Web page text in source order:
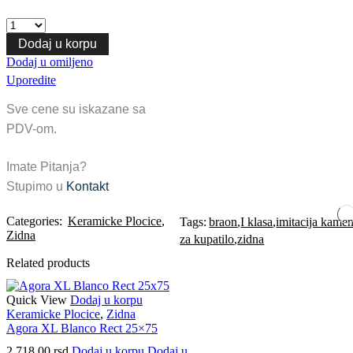
Dodaj u korpu
Dodaj u omiljeno
Uporedite
Sve cene su iskazane sa
PDV-om.
Imate Pitanja?
Stupimo u Kontakt
Categories: Keramicke Plocice,
Zidna
Tags: braon,I klasa,imitacija
za kupatilo,zidna
Related products
Quick View Dodaj u korpu
Keramicke Plocice, Zidna
Agora XL Blanco Rect 25×75